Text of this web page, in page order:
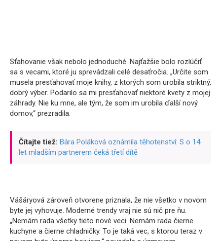
Sťahovanie však nebolo jednoduché. Najťažšie bolo rozlúčiť
sa s vecami, ktoré ju sprevádzali celé desaťročia. „Určite som
musela presťahovať moje knihy, z ktorých som urobila striktný,
dobrý výber. Podarilo sa mi presťahovať niektoré kvety z mojej
záhrady. Nie ku mne, ale tým, že som im urobila ďalší nový
domov,“ prezradila.
Čítajte tiež: Bára Poláková oznámila těhotenství: S o 14
let mladším partnerem čeká třetí dítě
Vášáryová zároveň otvorene priznala, že nie všetko v novom
byte jej vyhovuje. Moderné trendy vraj nie sú nič pre ňu.
„Nemám rada všetky tieto nové veci. Nemám rada čierne
kuchyne a čierne chladničky. To je taká vec, s ktorou teraz v